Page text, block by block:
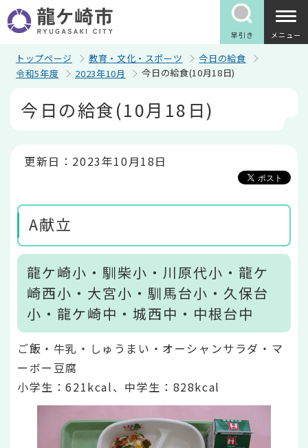
の
ペ
早引き メニュー
トップページ 教育・文化・スポーツ
今日の給食
令和5年度
2023年10月 今日の給食(10月18日)
今日の給食(10月18日)
更新日：2023年10月18日
A献立
龍ケ崎小・馴柴小・川原代小・龍ケ
崎西小・大宮小・馴馬台小・久保台
小・龍ケ崎中・城西中・中根台中
ご飯・牛乳・しゅうまい・オーシャンサラダ・マ
ーボー豆腐
小学生：621kcal、中学生：828kcal